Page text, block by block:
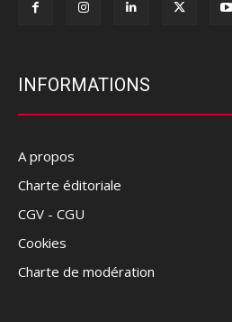
INFORMATIONS
A propos
Charte éditoriale
CGV - CGU
Cookies
Charte de modération